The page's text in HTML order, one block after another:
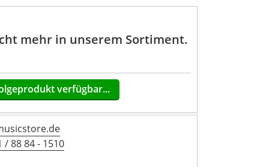
mehr in unserem Sortiment.
verfügbar...
/ 88 84 - 1510